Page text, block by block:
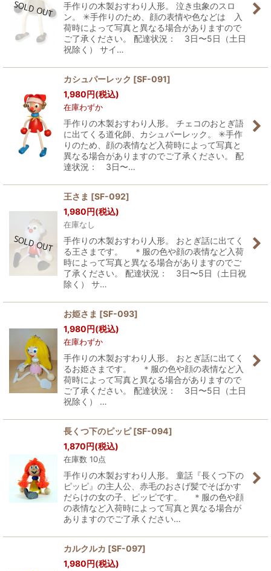
手作りの木製おすわり人形。 泣き虫象のスロ
ン。 ✳︎手作りのため、顔の表情や色などは 入
荷時によって写真と異なる場合がありますので
ご了承ください。 配達状況： 3日〜5日（土日
祝除く） サイ…
カシュパーレック [SF-091]
1,980円(税込)
在庫わずか
手作りの木製おすわり人形。 チェコのおとぎ語
に出てくる道化師、カシュパーレック。 ✳︎手作
りのため、顔の表情など入荷時によって写真と
異なる場合がありますのでご了承ください。 配
達状況： 3日〜…
王さま [SF-092]
1,980円(税込)
在庫なし
手作りの木製おすわり人形。 おとぎ話に出てく
る王さまです。 ＊服の色や顔の表情など入荷
時によって写真と異なる場合がありますのでご
了承ください。 配達状況： 3日〜5日（土日祝
除く） サ…
お姫さま [SF-093]
1,980円(税込)
在庫わずか
手作りの木製おすわり人形。 おとぎ話に出てく
るお姫さまです。 ＊服の色や顔の表情など入
荷時によって写真と異なる場合がありますので
ご了承ください。 配達状況： 3日〜5日（土日
祝除く） …
長くつ下のピッピ [SF-094]
1,870円(税込)
在庫数 10点
手作りの木製おすわり人形。 童話『長くつ下の
ピッピ』の主人公、赤毛のおさげ髪でそばかす
だらけの女の子、ピッピです。 ＊服の色や顔
の表情など入荷時によって写真と異なる場合が
ありますのでご了承ください…
カルクルカ [SF-097]
1,980円(税込)